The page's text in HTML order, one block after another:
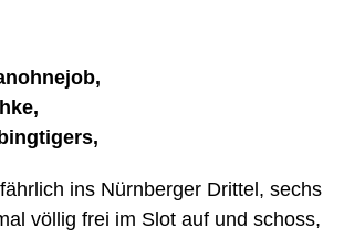
ins Nürnberger Drittel, sechs
völlig frei im Slot auf und schoss,